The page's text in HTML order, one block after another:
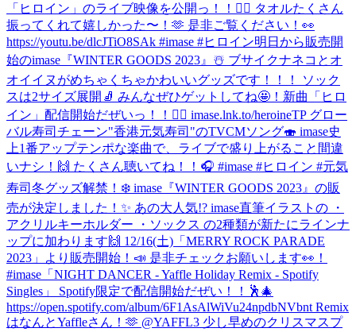
「ヒロイン」のライブ映像を公開っ！！🦸‍♀️ タオルたくさん
振ってくれて嬉しかった〜！🫶 是非ご覧ください！👀
https://youtu.be/dlcJTiO8SAk #imase #ヒロイン明日から販売開
始のimase『WINTER GOODS 2023』☃️ ブサイクナネコとオ
オイイヌがめちゃくちゃかわいいグッズです！！！ ソック
スは2サイズ展開🧦 みんなぜひゲットしてね🤩！ 新曲「ヒロ
イン」配信開始だぜいっ！！🦸‍♀️ imase.lnk.to/heroineTP グロー
バル寿司チェーン"香港元気寿司"のTVCMソング🍣 imase史
上1番アップテンポな楽曲で、ライブで盛り上がること間違
いナシ！🙌 たくさん聴いてね！！🎧 #imase #ヒロイン #元気
寿司 冬グッズ解禁！❄️ imase『WINTER GOODS 2023』の販
売が決定しました！✨ あの大人気!? imase直筆イラストの ・
アクリルキーホルダー ・ソックス の2種類が新たにラインナ
ップに加わります🙌 12/16(土)「MERRY ROCK PARADE
2023」より販売開始！📣 是非チェックお願いします👀！
#imase 「NIGHT DANCER - Yaffle Holiday Remix - Spotify
Singles」 Spotify限定で配信開始だぜい！！🕺🎄
https://open.spotify.com/album/6F1AsAlWiVu24npdbNVbnt Remix
はなんとYaffleさん！🫶 @YAFFL3 少し早めのクリスマスプ